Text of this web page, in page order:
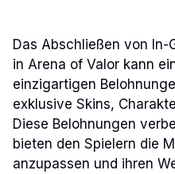
Das Abschließen von In-
in Arena of Valor kann
einzigartigen
exklusive Skins,
Diese Belohnungen
bieten den Spielern die
anzupassen und ihren